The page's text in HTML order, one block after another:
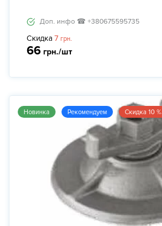
Доп. инфо ☎ +380675595735
Скидка 7 грн.
66 грн./шт
Новинка Рекомендуем Скидка 10 %